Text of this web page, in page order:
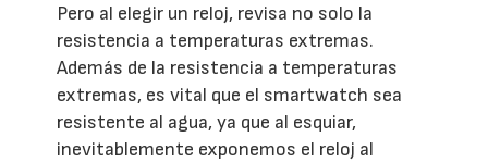
Pero al elegir un reloj, revisa no solo la
resistencia a temperaturas extremas.
Además de la resistencia a temperaturas
extremas, es vital que el smartwatch sea
resistente al agua, ya que al esquiar,
inevitablemente exponemos el reloj al